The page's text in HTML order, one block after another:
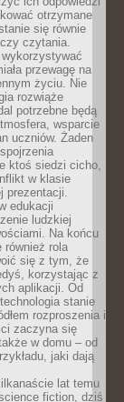
otrzymane
się równie
czytania.
przewagę na
życiu. Nie
rozwiąże
potrzebne będą
wsparcie
uczniów. Żaden
ktoś siedzi cicho,
w klasie
prezentacji.
edukacji
ludzkiej
Na końcu
również rola
się z tym, że
korzystając z
aplikacji. Od
stanie
rozproszenia i
zaczyna się
w domu – od
jaki dają
lat temu
fiction, dziś